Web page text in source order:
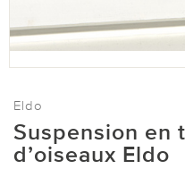
Eldo
Suspension en
d’oiseaux Eldo